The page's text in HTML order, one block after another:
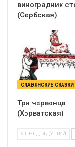
виноградник
(Сербская)
СЛАВЯНСКИЕ СКАЗКИ
Три червонца
(Хорватская)
ПРЕДЫДУЩИЙ